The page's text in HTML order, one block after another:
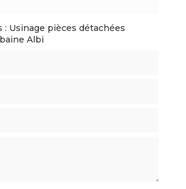
: Usinage pièces détachées
Albi